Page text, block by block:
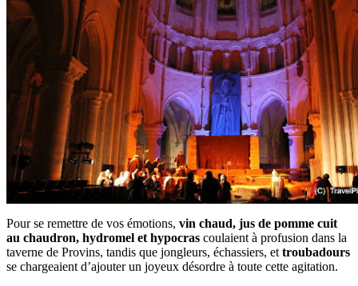
Pour se remettre de vos émotions, vin chaud, jus de pomme cuit
au chaudron, hydromel et hypocras coulaient à profusion dans la
taverne de Provins, tandis que jongleurs, échassiers, et troubadours
se chargeaient d’ajouter un joyeux désordre à toute cette agitation.